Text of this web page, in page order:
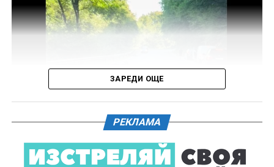
Във връзка с изясняване на този въпрос предстои
назначаване на химическа експертиза на иззети в
Действията по разследването продължават под
ръководството на Окръжна прокуратура – Габрово.
61-годишен мъж от севлиевското село Шумата
загуби живота след като катастрофира с мотор.
ЗАРЕДИ ОЩЕ
РЕКЛАМА